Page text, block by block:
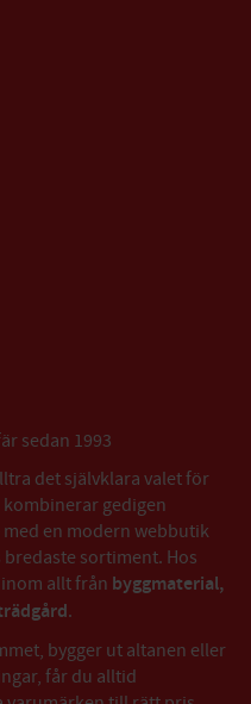
sedan 1993
det självklara valet för
gedigen
en modern webbutik
sortiment. Hos
allt från byggmaterial,
.
bygger ut altanen eller
får du alltid